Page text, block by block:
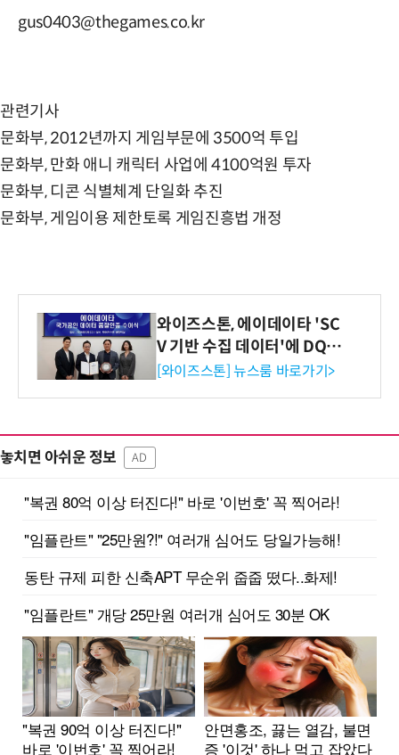
gus0403@thegames.co.kr
관련기사
문화부, 2012년까지 게임부문에 3500억 투입
문화부, 만화 애니 캐릭터 사업에 4100억원 투자
문화부, 디콘 식별체계 단일화 추진
문화부, 게임이용 제한토록 게임진흥법 개정
와이즈스톤, 에이데이타 'SC
V 기반 수집 데이터'에 DQ인
증 최고 등급 수여
[와이즈스톤] 뉴스룸 바로가기>
놓치면 아쉬운 정보 AD